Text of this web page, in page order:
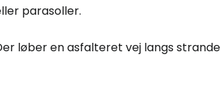
parasoller.
løber en asfalteret vej langs